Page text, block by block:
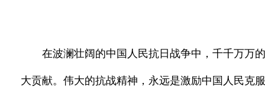
在波澜壮阔的中国人民抗日战争中，千千万万
大贡献。伟大的抗战精神，永远是激励中国人民克